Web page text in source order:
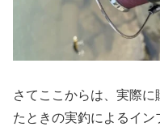
さてここからは、実際
たときの実釣によるイン